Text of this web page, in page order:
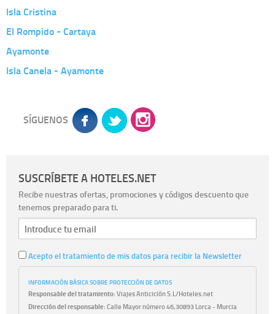
Isla Cristina
El Rompido - Cartaya
Ayamonte
Isla Canela - Ayamonte
SÍGUENOS
SUSCRÍBETE A HOTELES.NET
Recibe nuestras ofertas, promociones y códigos descuento que
tenemos preparado para ti.
Acepto el tratamiento de mis datos para recibir la Newsletter
INFORMACIÓN BÁSICA SOBRE PROTECCIÓN DE DATOS
Responsable del tratamiento:Viajes Anticiclón S.L/Hoteles.net
Dirección del responsable:Calle Mayor número 46,30893 Lorca - Murcia